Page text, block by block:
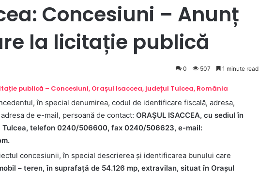
Concesiuni – Anunț
la licitație publică
0 507 1 minute read
publică – Concesiuni, Orașul Isaccea, județul Tulcea, România
în special denumirea, codul de identificare fiscală, adresa,
de e-mail, persoană de contact: ORAȘUL ISACCEA, cu sediul în
Tulcea, telefon 0240/506600, fax 0240/506623, e-mail:
concesiunii, în special descrierea şi identificarea bunului care
– teren, în suprafață de 54.126 mp, extravilan, situat în Orașul